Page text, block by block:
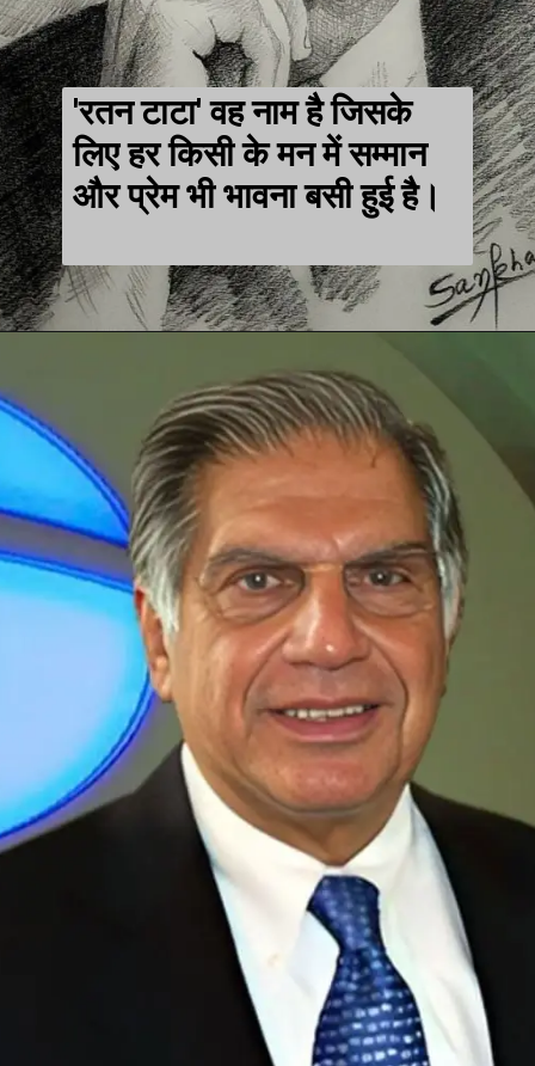
'रतन टाटा' वह नाम है जिसके
लिए हर किसी के मन में सम्मान
और प्रेम भी भावना बसी हुई है।